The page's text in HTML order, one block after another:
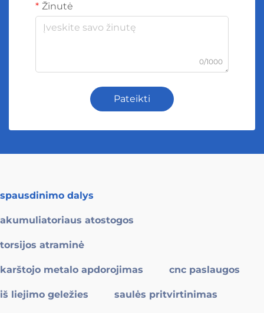
Žinutė
0/1000
Pateikti
spausdinimo dalys
akumuliatoriaus atostogos
torsijos atraminė
karštojo metalo apdorojimas cnc paslaugos
iš liejimo geležies saulės pritvirtinimas